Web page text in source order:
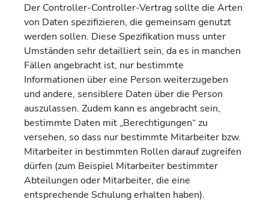
Der Controller-Controller-Vertrag sollte die Arten
von Daten spezifizieren, die gemeinsam genutzt
werden sollen. Diese Spezifikation muss unter
Umständen sehr detailliert sein, da es in manchen
Fällen angebracht ist, nur bestimmte
Informationen über eine Person weiterzugeben
und andere, sensiblere Daten über die Person
auszulassen. Zudem kann es angebracht sein,
bestimmte Daten mit „Berechtigungen“ zu
versehen, so dass nur bestimmte Mitarbeiter bzw.
Mitarbeiter in bestimmten Rollen darauf zugreifen
dürfen (zum Beispiel Mitarbeiter bestimmter
Abteilungen oder Mitarbeiter, die eine
entsprechende Schulung erhalten haben).